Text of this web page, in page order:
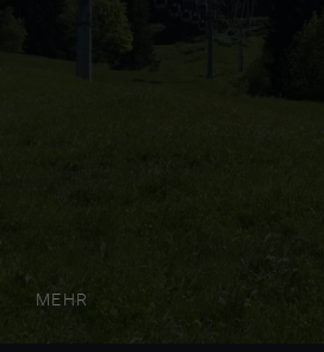
MEHR